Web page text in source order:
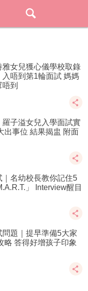
雅女兒獲心儀學校取錄
入唔到第1輪面試 媽媽
到
羅子溢女兒入學面試實
出事位 結果揭盅 附面
｜名幼校長教你記住5
」 Interview醒目
問題｜提早準備5大家
略 答得好增孩子印象